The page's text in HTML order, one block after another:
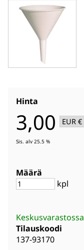
Hinta
3,00
Sis. alv 25.5 %
Määrä
kpl
Keskusvarastossa
Tilauskoodi
137-93170